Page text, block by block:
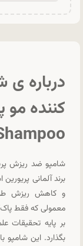
درباره
شامپو ضد ریزش
برند آلمانی
و کاهش ریزش
معمولی که فقط
بر پایه تحقیقات
بگذارد. این